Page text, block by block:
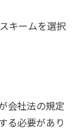
キームを選択
会社法の規定
る必要があり